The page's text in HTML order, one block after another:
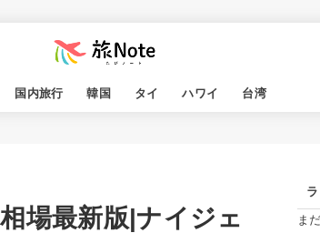
国内旅行 韓国 タイ ハワイ 台湾
場最新版|ナイジェ
ま